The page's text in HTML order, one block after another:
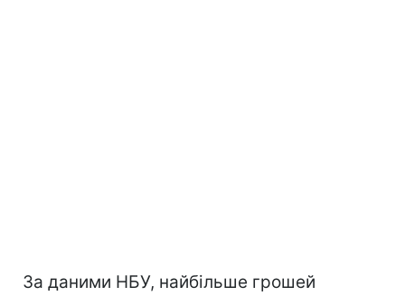
За даними НБУ, найбільше грошей